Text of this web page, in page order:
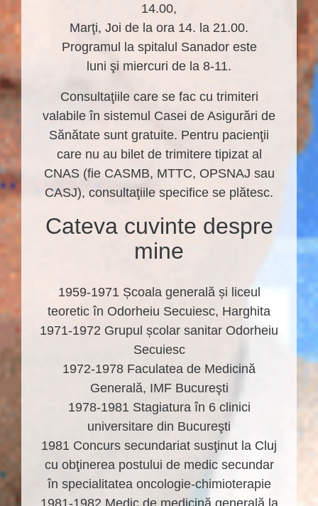
14.00,
Marţi, Joi de la ora 14. la 21.00.
Programul la spitalul Sanador este
luni şi miercuri de la 8-11.
Consultaţiile care se fac cu trimiteri
valabile în sistemul Casei de Asigurări de
Sănătate sunt gratuite. Pentru pacienţii
care nu au bilet de trimitere tipizat al
CNAS (fie CASMB, MTTC, OPSNAJ sau
CASJ), consultaţiile specifice se plătesc.
Cateva cuvinte despre
mine
1959-1971 Școala generală și liceul
teoretic în Odorheiu Secuiesc, Harghita
1971-1972 Grupul școlar sanitar Odorheiu
Secuiesc
1972-1978 Faculatea de Medicină
Generală, IMF Bucureşti
1978-1981 Stagiatura în 6 clinici
universitare din Bucureşti
1981 Concurs secundariat susţinut la Cluj
cu obţinerea postului de medic secundar
în specialitatea oncologie-chimioterapie